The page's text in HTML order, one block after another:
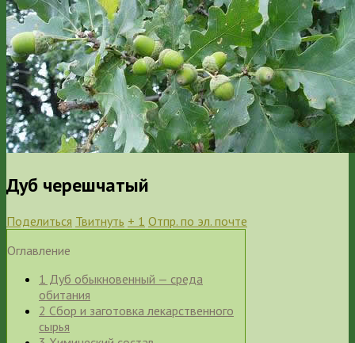
Дуб черешчатый
Поделиться Твитнуть + 1 Отпр. по эл. почте
Оглавление
1 Дуб обыкновенный — среда
обитания
2 Сбор и заготовка лекарственного
сырья